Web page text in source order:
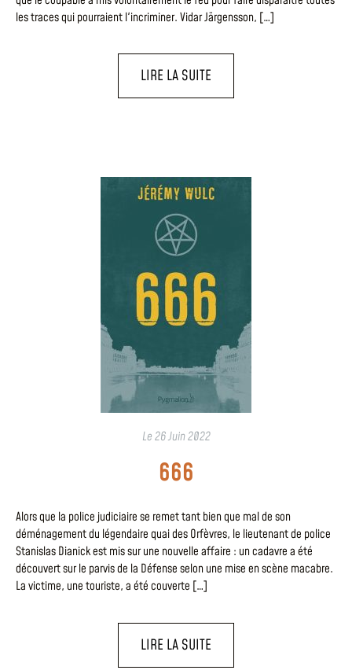
les traces qui pourraient l'incriminer. Vidar Järgensson, […]
LIRE LA SUITE
Le26 Juin 2022
666
Alors que la police judiciaire se remet tant bien que mal de son
déménagement du légendaire quai des Orfèvres, le lieutenant de police
Stanislas Dianick est mis sur une nouvelle affaire : un cadavre a été
découvert sur le parvis de la Défense selon une mise en scène macabre.
La victime, une touriste, a été couverte […]
LIRE LA SUITE